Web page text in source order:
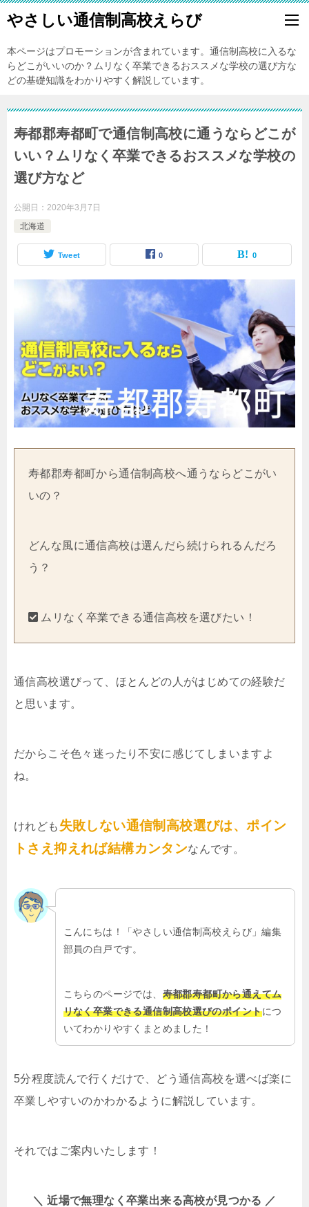
やさしい通信制高校えらび
本ページはプロモーションが含まれています。通信制高校に入るな
らどこがいいのか？ムリなく卒業できるおススメな学校の選び方な
どの基礎知識をわかりやすく解説しています。
寿都郡寿都町で通信制高校に通うならどこが
いい？ムリなく卒業できるおススメな学校の
選び方など
公開日： 2020年3月7日
北海道
Tweet 0 0
寿都郡寿都町から通信制高校へ通うならどこがい
いの？
どんな風に通信高校は選んだら続けられるんだろ
う？
ムリなく卒業できる通信高校を選びたい！
通信高校選びって、ほとんどの人がはじめての経験だ
と思います。
だからこそ色々迷ったり不安に感じてしまいますよ
ね。
けれども 失敗しない通信制高校選びは、ポイン
トさえ抑えれば結構カンタンなんです。
こんにちは！「やさしい通信制高校えらび」編集
部員の白戸です。
こちらのページでは、 寿都郡寿都町から通えてム
リなく卒業できる通信制高校選びのポイントにつ
いてわかりやすくまとめました！
5分程度読んで行くだけで、どう通信高校を選べば楽に
卒業しやすいのかわかるように解説しています。
それではご案内いたします！
＼ 近場で無理なく卒業出来る高校が見つかる ／